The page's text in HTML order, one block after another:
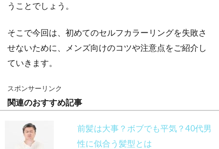
うことでしょう。
そこで今回は、初めてのセルフカラーリングを失敗さ
せないために、メンズ向けのコツや注意点をご紹介し
ていきます。
スポンサーリンク
関連のおすすめ記事
前髪は大事？ボブでも平気？40代男
性に似合う髪型とは